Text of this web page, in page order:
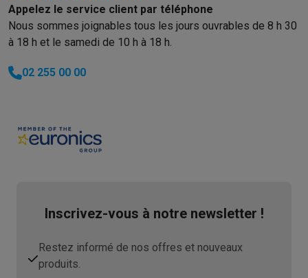
Appelez le service client par téléphone
Nous sommes joignables tous les jours ouvrables de 8 h 30
à 18 h et le samedi de 10 h à 18 h.
02 255 00 00
Inscrivez-vous à notre newsletter !
Restez informé de nos offres et nouveaux
produits.